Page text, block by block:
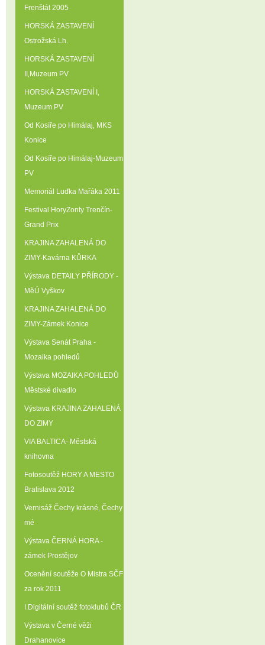
Frenštát 2005
HORSKÁ ZASTAVENÍ
Ostrožská Lh.
HORSKÁ ZASTAVENÍ
II‚Muzeum PV
HORSKÁ ZASTAVENÍ I‚
Muzeum PV
Od Kosíře po Himálaj‚ MKS
Konice
Od Kosíře po Himálaj-Muzeum
PV
Memoriál Luďka Mařáka 2011
Festival HoryZonty Trenčín-
Grand Prix
KRAJINA ZAHALENÁ DO
ZIMY-Kavárna KŮRKA
Výstava DETAILY PŘÍRODY -
MěÚ Vyškov
KRAJINA ZAHALENÁ DO
ZIMY-Zámek Konice
Výstava Senát Praha -
Mozaika pohledů
Výstava MOZAIKA POHLEDŮ
Městské divadlo
Výstava KRAJINA ZAHALENÁ
DO ZIMY
VIA BALTICA- Městská
knihovna
Fotosoutěž HORY A MESTO
Bratislava 2012
Vernisáž Čechy krásné‚ Čechy
mé
Výstava ČERNÁ HORA -
zámek Prostějov
Ocenění soutěže O Mistra SČF
za rok 2011
I.Digitální soutěž fotoklubů ČR
Výstava v Černé věži
Drahanovice